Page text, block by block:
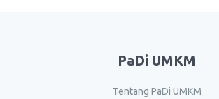
PaDi UMKM
Tentang PaDi UMKM